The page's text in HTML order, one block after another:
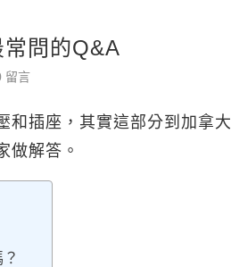
問的Q&A
留言
和插座，其實這部分到加拿大
做解答。